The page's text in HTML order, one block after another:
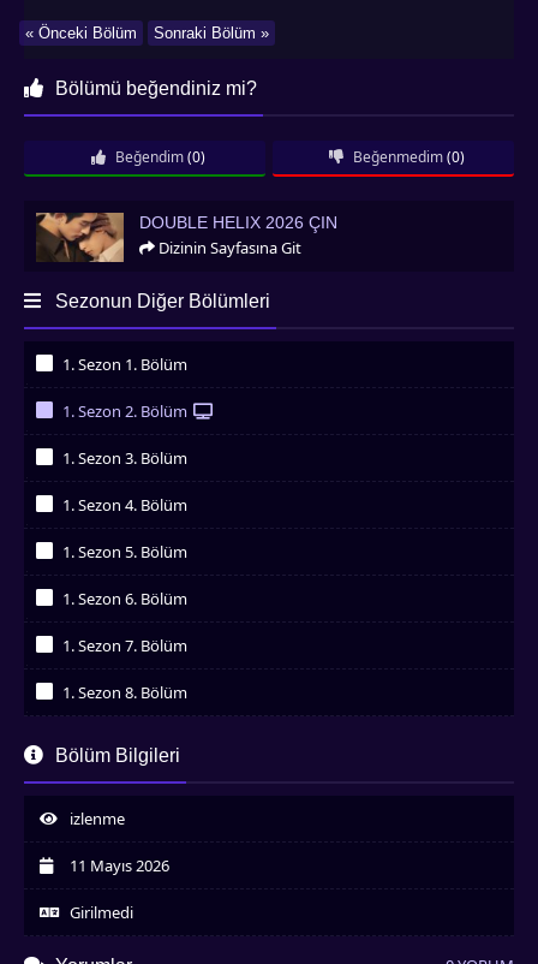
Sonraki Bölüm »
« Önceki Bölüm
Bölümü beğendiniz mi?
Beğendim (0) Beğenmedim (0)
Double Helix 2026 Çin
DOUBLE HELIX 2026 ÇIN
Dizinin Sayfasına Git
Sezonun Diğer Bölümleri
1. Sezon 1. Bölüm
1. Sezon 2. Bölüm
1. Sezon 3. Bölüm
1. Sezon 4. Bölüm
1. Sezon 5. Bölüm
1. Sezon 6. Bölüm
1. Sezon 7. Bölüm
1. Sezon 8. Bölüm
İzledim
İzledim
1. Sezon 10. Bölüm
İzledim
İzledim
1. Sezon 12. Bölüm
Bölüm Bilgileri
izlenme
11 Mayıs 2026
Girilmedi